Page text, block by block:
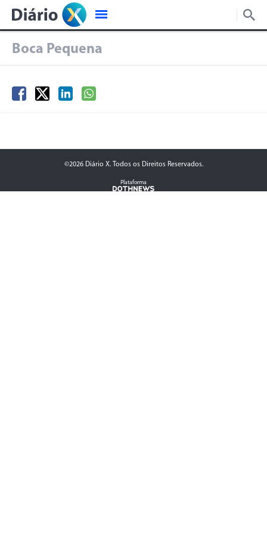
Boca Pequena
©2026 Diário X. Todos os Direitos Reservados.
Plataforma